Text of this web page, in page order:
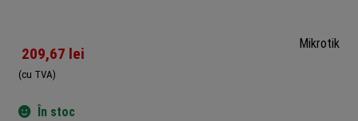
209,67 lei
(cu TVA)
Mikrotik
În stoc